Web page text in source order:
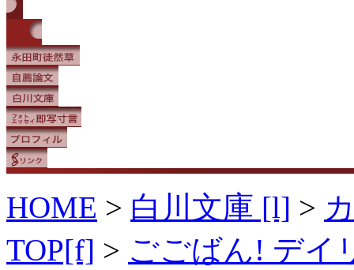
HOME > 白川文庫 [l] >
TOP[f] > ごごばん! デイ